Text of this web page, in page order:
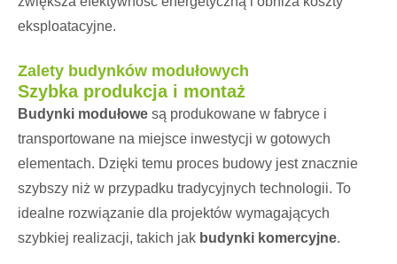
eksploatacyjne.
Zalety budynków modułowych
Szybka produkcja i montaż
Budynki modułowe są produkowane w fabryce i
transportowane na miejsce inwestycji w gotowych
elementach. Dzięki temu proces budowy jest znacznie
szybszy niż w przypadku tradycyjnych technologii. To
idealne rozwiązanie dla projektów wymagających
szybkiej realizacji, takich jak budynki komercyjne.